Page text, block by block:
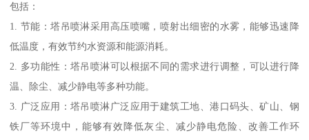
包括：
1. 节能：塔吊喷淋采用高压喷嘴，喷射出细密的水雾，能够迅速降
低温度，有效节约水资源和能源消耗。
2. 多功能性：塔吊喷淋可以根据不同的需求进行调整，可以进行降
温、除尘、减少静电等多种功能。
3. 广泛应用：塔吊喷淋广泛应用于建筑工地、港口码头、矿山、钢
铁厂等环境中，能够有效降低灰尘、减少静电危险、改善工作环